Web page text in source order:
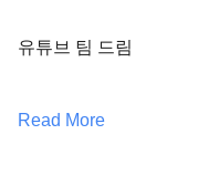
유튜브 팀 드림
Read More